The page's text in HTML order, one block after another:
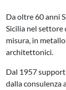
Da oltre 60 anni
Sicilia nel settore
misura, in
architettonici.
Dal 1957
dalla consulenza